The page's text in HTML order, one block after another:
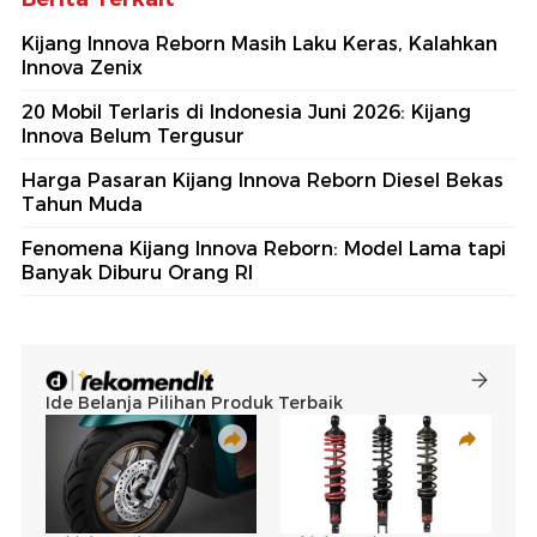
Kijang Innova Reborn Masih Laku Keras, Kalahkan
Innova Zenix
20 Mobil Terlaris di Indonesia Juni 2026: Kijang
Innova Belum Tergusur
Harga Pasaran Kijang Innova Reborn Diesel Bekas
Tahun Muda
Fenomena Kijang Innova Reborn: Model Lama tapi
Banyak Diburu Orang RI